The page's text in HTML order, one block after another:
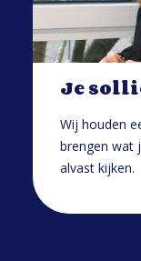
Je
Wij houden
brengen wat
alvast kijken.